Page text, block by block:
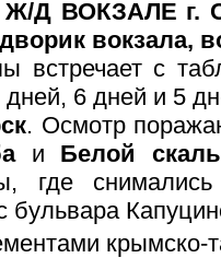
Ж/Д ВОКЗАЛЕ г.
вокзала,
встречает с
дней, 6 дней и 5
. Осмотр
и Белой
где
бульвара
крымско-